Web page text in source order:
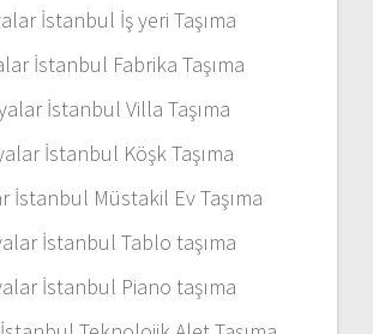
İstanbul İş yeri Taşıma
İstanbul Fabrika Taşıma
İstanbul Villa Taşıma
İstanbul Köşk Taşıma
İstanbul Müstakil Ev Taşıma
İstanbul Tablo taşıma
İstanbul Piano taşıma